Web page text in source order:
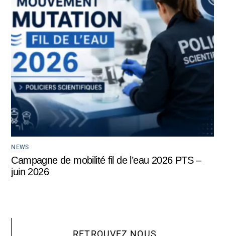
NEWS
Campagne de mobilité fil de l’eau 2026 PTS –
juin 2026
RETROUVEZ NOUS